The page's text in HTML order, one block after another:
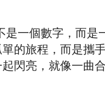
一個數字，而
的旅程，而是攜
閃亮，就像一曲